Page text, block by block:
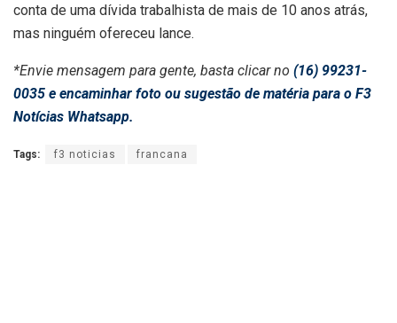
conta de uma dívida trabalhista de mais de 10 anos atrás,
mas ninguém ofereceu lance.
*Envie mensagem para gente, basta clicar no (16) 99231-
0035 e encaminhar foto ou sugestão de matéria para o F3
Notícias Whatsapp.
Tags: f3 noticias francana